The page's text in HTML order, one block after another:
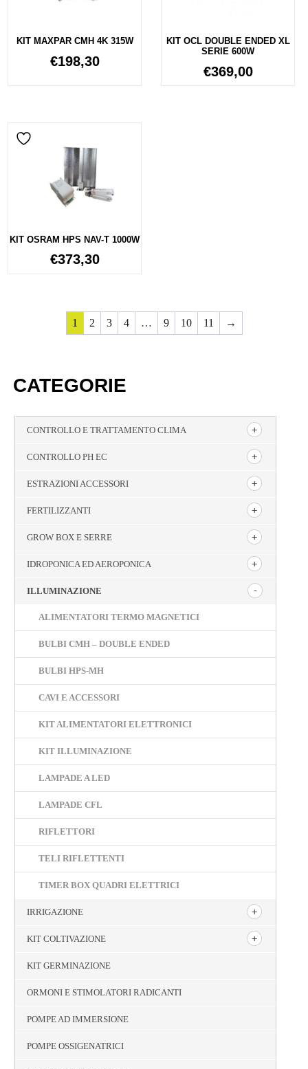
CATEGORIE
CONTROLLO E TRATTAMENTO CLIMA
CONTROLLO PH EC
ESTRAZIONI ACCESSORI
FERTILIZZANTI
GROW BOX E SERRE
IDROPONICA ED AEROPONICA
ILLUMINAZIONE
ALIMENTATORI TERMO MAGNETICI
BULBI CMH – DOUBLE ENDED
BULBI HPS-MH
CAVI E ACCESSORI
KIT ALIMENTATORI ELETTRONICI
KIT ILLUMINAZIONE
LAMPADE A LED
LAMPADE CFL
RIFLETTORI
TELI RIFLETTENTI
TIMER BOX QUADRI ELETTRICI
IRRIGAZIONE
KIT COLTIVAZIONE
KIT GERMINAZIONE
ORMONI E STIMOLATORI RADICANTI
POMPE AD IMMERSIONE
POMPE OSSIGENATRICI
KIT MAXPAR CMH 4K 315W
€198,30
KIT OCL DOUBLE ENDED XL
SERIE 600W
€369,00
KIT OSRAM HPS NAV-T 1000W
€373,30
1 2 3 4 … 9 10 11 →